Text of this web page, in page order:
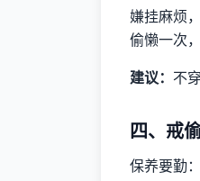
嫌挂麻烦
偷懒一次
建议： 不
四、戒
保养要勤